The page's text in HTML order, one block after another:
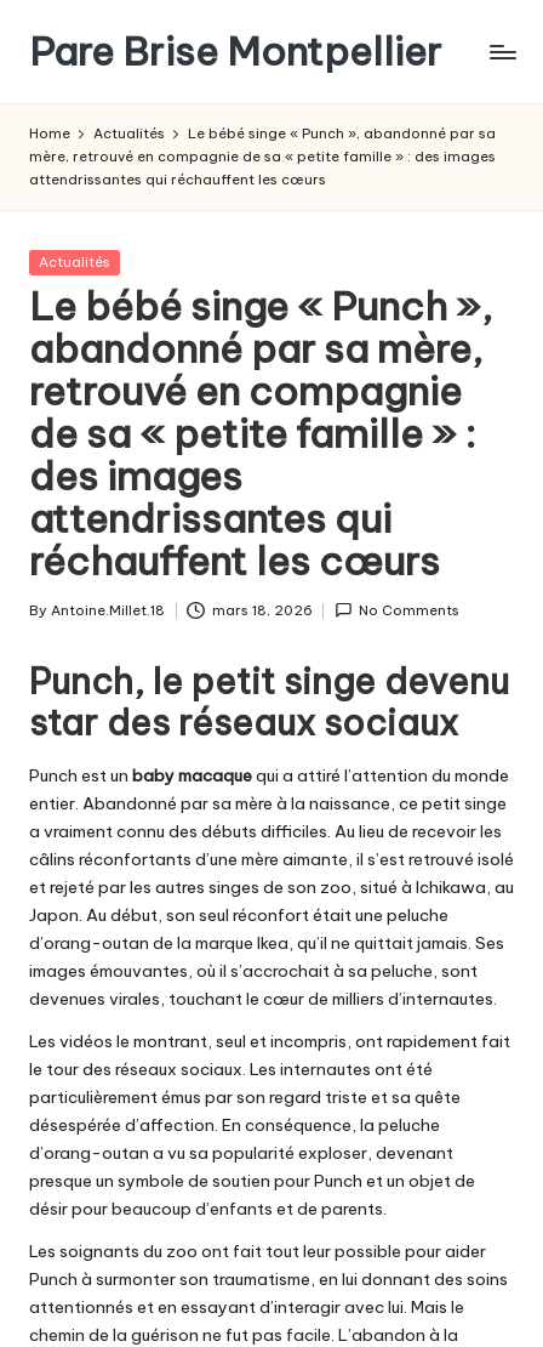
content
Pare Brise Montpellier
Home Actualités
Le bébé singe « Punch », abandonné par sa
mère, retrouvé en compagnie de sa « petite famille » : des images
attendrissantes qui réchauffent les cœurs
Posted
Actualités
Le bébé singe « Punch »,
abandonné par sa mère,
retrouvé en compagnie
de sa « petite famille » :
des images
attendrissantes qui
réchauffent les cœurs
Posted
By Antoine.Millet.18 mars 18, 2026 No Comments
Punch, le petit singe devenu
star des réseaux sociaux
Punch est un baby macaquequi a attiré l’attention du monde
entier. Abandonné par sa mère à la naissance, ce petit singe
a vraiment connu des débuts difficiles. Au lieu de recevoir les
câlins réconfortants d’une mère aimante, il s’est retrouvé isolé
et rejeté par les autres singes de son zoo, situé à Ichikawa, au
Japon. Au début, son seul réconfort était une peluche
d’orang-outan de la marque Ikea, qu’il ne quittait jamais. Ses
images émouvantes, où il s’accrochait à sa peluche, sont
devenues virales, touchant le cœur de milliers d’internautes.
Les vidéos le montrant, seul et incompris, ont rapidement fait
le tour des réseaux sociaux. Les internautes ont été
particulièrement émus par son regard triste et sa quête
désespérée d’affection. En conséquence, la peluche
d’orang-outan a vu sa popularité exploser, devenant
presque un symbole de soutien pour Punch et un objet de
désir pour beaucoup d’enfants et de parents.
Les soignants du zoo ont fait tout leur possible pour aider
Punch à surmonter son traumatisme, en lui donnant des soins
attentionnés et en essayant d’interagir avec lui. Mais le
chemin de la guérison ne fut pas facile. L’abandon à la